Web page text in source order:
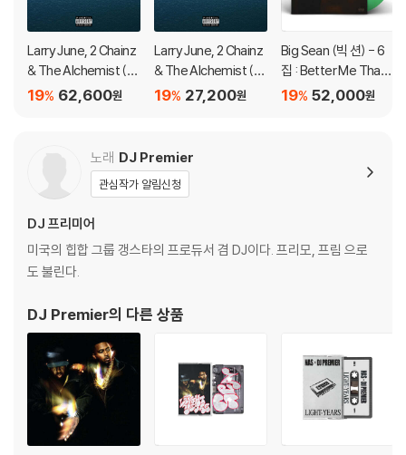
Larry June, 2 Chainz
& The Alchemist (래
리 준, 투 체인즈 & 디
62,600원
19%
Larry June, 2 Chainz
& The Alchemist (래
리 준, 투 체인즈 & 디
27,200원
19%
Big Sean (빅 션) - 6
집 : Better Me Than
You (Focus Edition)
52,000원
19%
노래 DJ Premier
관심작가 알림신청
DJ 프리미어
미국의 힙합 그룹 갱스타의 프로듀서 겸 DJ이다. 프리모, 프림 으로
도 불린다.
DJ Premier의 다른 상품